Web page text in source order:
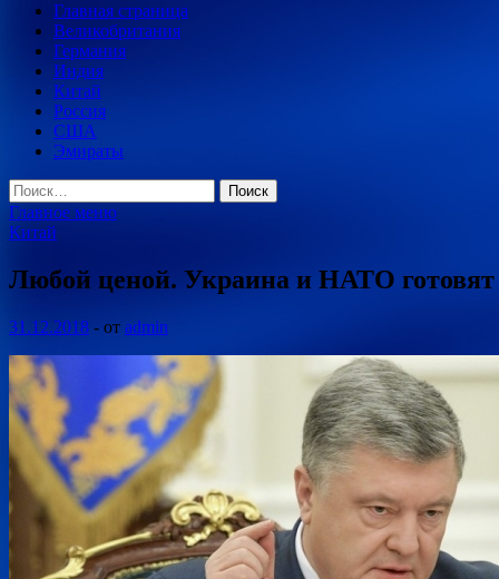
Главная страница
Великобритания
Германия
Индия
Китай
Россия
США
Эмираты
Найти:
Главное меню
Китай
Любой ценой. Украина и НАТО
31.12.2018 - от admin